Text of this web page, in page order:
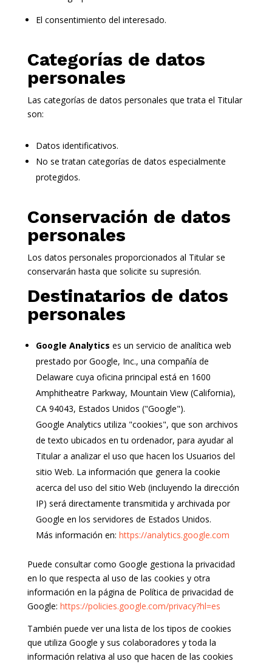
El consentimiento del interesado.
Categorías de datos
personales
Las categorías de datos personales que trata el Titular
son:
Datos identificativos.
No se tratan categorías de datos especialmente
protegidos.
Conservación de datos
personales
Los datos personales proporcionados al Titular se
conservarán hasta que solicite su supresión.
Destinatarios de datos
personales
Google Analytics es un servicio de analítica web
prestado por Google, Inc., una compañía de
Delaware cuya oficina principal está en 1600
Amphitheatre Parkway, Mountain View (California),
CA 94043, Estados Unidos ("Google").
Google Analytics utiliza "cookies", que son archivos
de texto ubicados en tu ordenador, para ayudar al
Titular a analizar el uso que hacen los Usuarios del
sitio Web. La información que genera la cookie
acerca del uso del sitio Web (incluyendo la dirección
IP) será directamente transmitida y archivada por
Google en los servidores de Estados Unidos.
Más información en: https://analytics.google.com
Puede consultar como Google gestiona la privacidad
en lo que respecta al uso de las cookies y otra
información en la página de Política de privacidad de
Google: https://policies.google.com/privacy?hl=es
También puede ver una lista de los tipos de cookies
que utiliza Google y sus colaboradores y toda la
información relativa al uso que hacen de las cookies